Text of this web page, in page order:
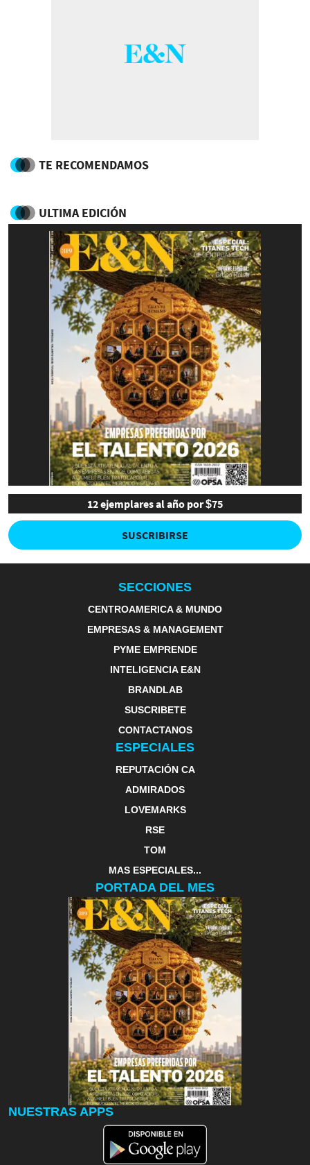
TE RECOMENDAMOS
ULTIMA EDICIÓN
12 ejemplares al año por $75
SUSCRIBIRSE
SECCIONES
CENTROAMERICA & MUNDO
EMPRESAS & MANAGEMENT
PYME EMPRENDE
INTELIGENCIA E&N
BRANDLAB
SUSCRIBETE
CONTACTANOS
ESPECIALES
REPUTACIÓN CA
ADMIRADOS
LOVEMARKS
RSE
TOM
MAS ESPECIALES...
PORTADA DEL MES
NUESTRAS APPS